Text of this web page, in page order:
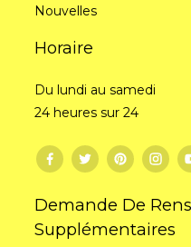
Nouvelles
Horaire
Du lundi au samedi
24 heures sur 24
Demande De
Supplémentaires